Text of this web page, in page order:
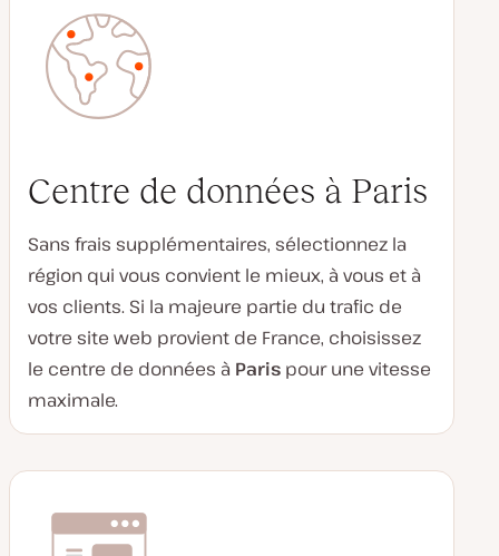
Centre de données à Paris
Sans frais supplémentaires, sélectionnez la
région qui vous convient le mieux, à vous et à
vos clients. Si la majeure partie du trafic de
votre site web provient de France, choisissez
le centre de données à Paris pour une vitesse
maximale.